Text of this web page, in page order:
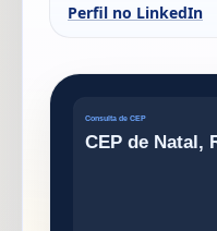
Perfil no LinkedIn